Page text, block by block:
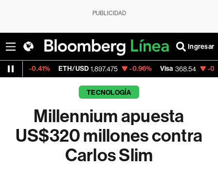
PUBLICIDAD
Ingresar
ETH/USD 1,897.475 -0.96% Visa 368.54 -0.28%
TECNOLOGÍA
Millennium apuesta
US$320 millones contra
Carlos Slim